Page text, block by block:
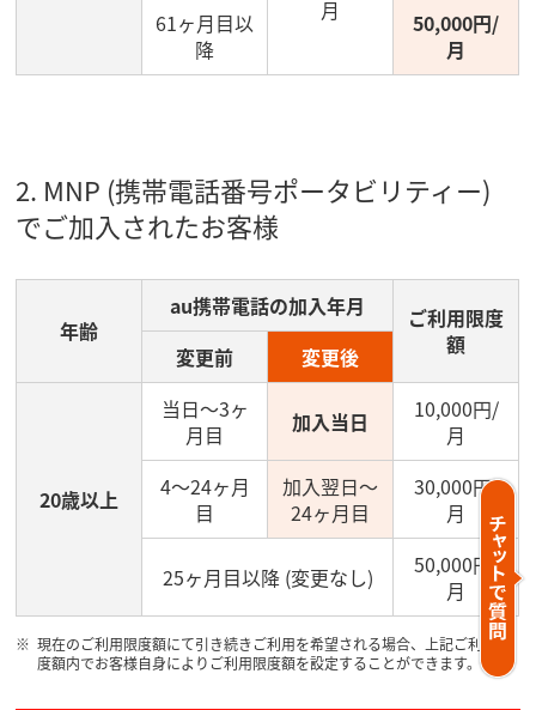
月
61ヶ月目以
降
50,000円/
月
2. MNP (携帯電話番号ポータビリティー)
でご加入されたお客様
年齢
au携帯電話の加入年月
ご利用限度
額
変更前 変更後
20歳以上
当日～3ヶ
月目
加入当日
10,000円/
月
4～24ヶ月
目
加入翌日～
24ヶ月目
30,000円/
月
25ヶ月目以降 (変更なし)
50,000円/
月
現在のご利用限度額にて引き続きご利用を希望される場合、上記ご利用限
度額内でお客様自身によりご利用限度額を設定することができます。